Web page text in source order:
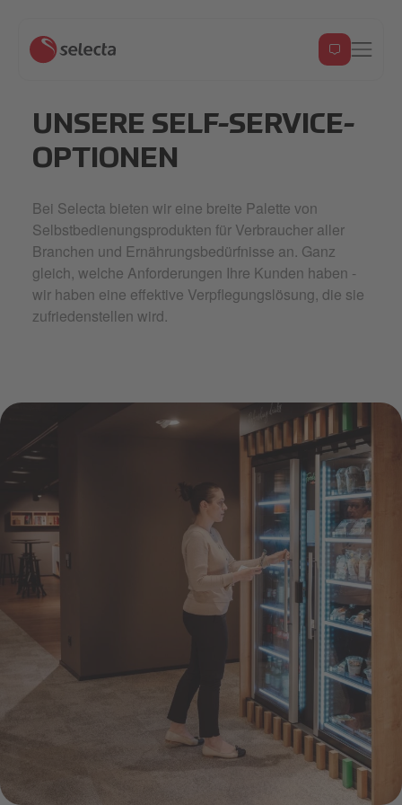
UNSERE SELF-SERVICE-
OPTIONEN
Bei Selecta bieten wir eine breite Palette von
Selbstbedienungsprodukten für Verbraucher aller
Branchen und Ernährungsbedürfnisse an. Ganz
gleich, welche Anforderungen Ihre Kunden haben -
wir haben eine effektive Verpflegungslösung, die sie
zufriedenstellen wird.